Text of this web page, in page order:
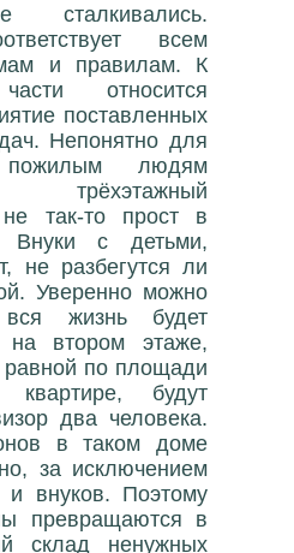
всем
и правилам. К
относится
поставленных
Непонятно для
людям
трёхэтажный
так-то прост в
Внуки с детьми,
не разбегутся ли
Уверенно можно
жизнь будет
на втором этаже,
равной по площади
квартире, будут
два человека.
в таком доме
за исключением
и внуков. Поэтому
превращаются в
склад ненужных